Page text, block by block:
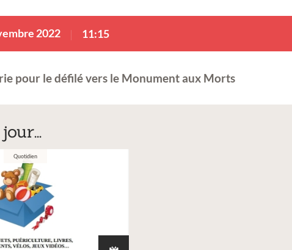
2022 11:15
pour le défilé vers le Monument aux Morts
Quotidien